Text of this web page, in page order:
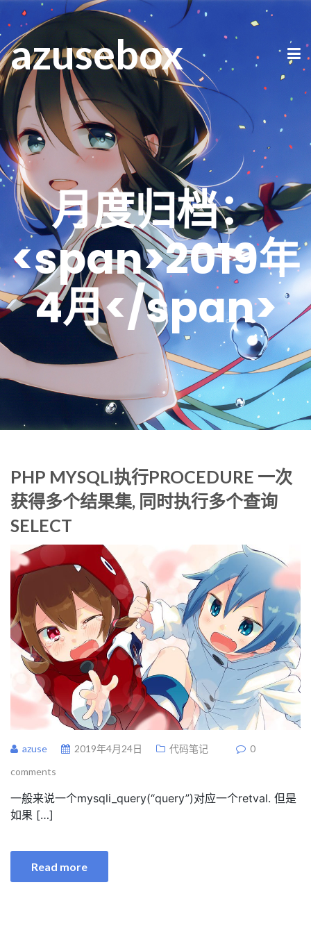
azusebox
月度归档：
<span>2019年
4月</span>
PHP MYSQLI执行PROCEDURE 一次
获得多个结果集, 同时执行多个查询
SELECT
azuse 2019年4月24日 代码笔记
0
comments
一般来说一个mysqli_query(“query”)对应一个retval. 但是
如果 […]
Read more